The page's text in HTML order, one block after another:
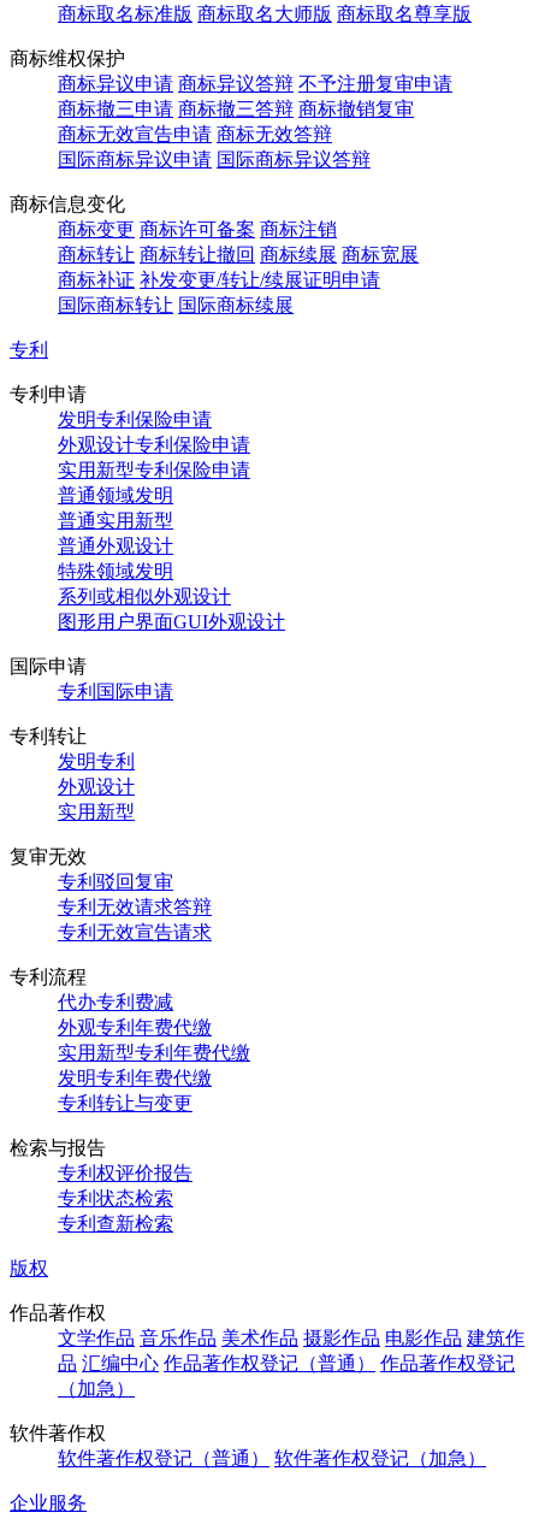
商标取名标准版 商标取名大师版 商标取名尊享版
商标维权保护
商标异议申请 商标异议答辩 不予注册复审申请
商标撤三申请 商标撤三答辩 商标撤销复审
商标无效宣告申请 商标无效答辩
国际商标异议申请 国际商标异议答辩
商标信息变化
商标变更 商标许可备案 商标注销
商标转让 商标转让撤回 商标续展 商标宽展
商标补证 补发变更/转让/续展证明申请
国际商标转让 国际商标续展
专利
专利申请
发明专利保险申请
外观设计专利保险申请
实用新型专利保险申请
普通领域发明
普通实用新型
普通外观设计
特殊领域发明
系列或相似外观设计
图形用户界面GUI外观设计
国际申请
专利国际申请
专利转让
发明专利
外观设计
实用新型
复审无效
专利驳回复审
专利无效请求答辩
专利无效宣告请求
专利流程
代办专利费减
外观专利年费代缴
实用新型专利年费代缴
发明专利年费代缴
专利转让与变更
检索与报告
专利权评价报告
专利状态检索
专利查新检索
版权
作品著作权
文学作品 音乐作品 美术作品 摄影作品 电影作品 建筑作
品 汇编中心 作品著作权登记（普通）
作品著作权登记
（加急）
软件著作权
软件著作权登记（普通）
软件著作权登记（加急）
企业服务